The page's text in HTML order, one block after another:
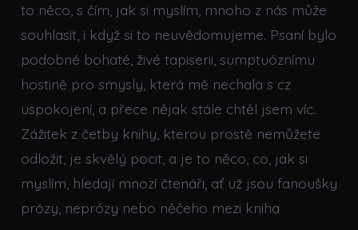
to něco, s čím, jak si myslím, mnoho z nás může
souhlasit, i když si to neuvědomujeme. Psaní bylo
podobné bohaté, živé tapiserii, sumptuóznímu
hostině pro smysly, která mě nechala s cz
uspokojení, a přece nějak stále chtěl jsem víc.
Zážitek z četby knihy, kterou prostě nemůžete
odložit, je skvělý pocit, a je to něco, co, jak si
myslím, hledají mnozí čtenáři, ať už jsou fanoušky
prózy, neprózy nebo něčeho mezi kniha